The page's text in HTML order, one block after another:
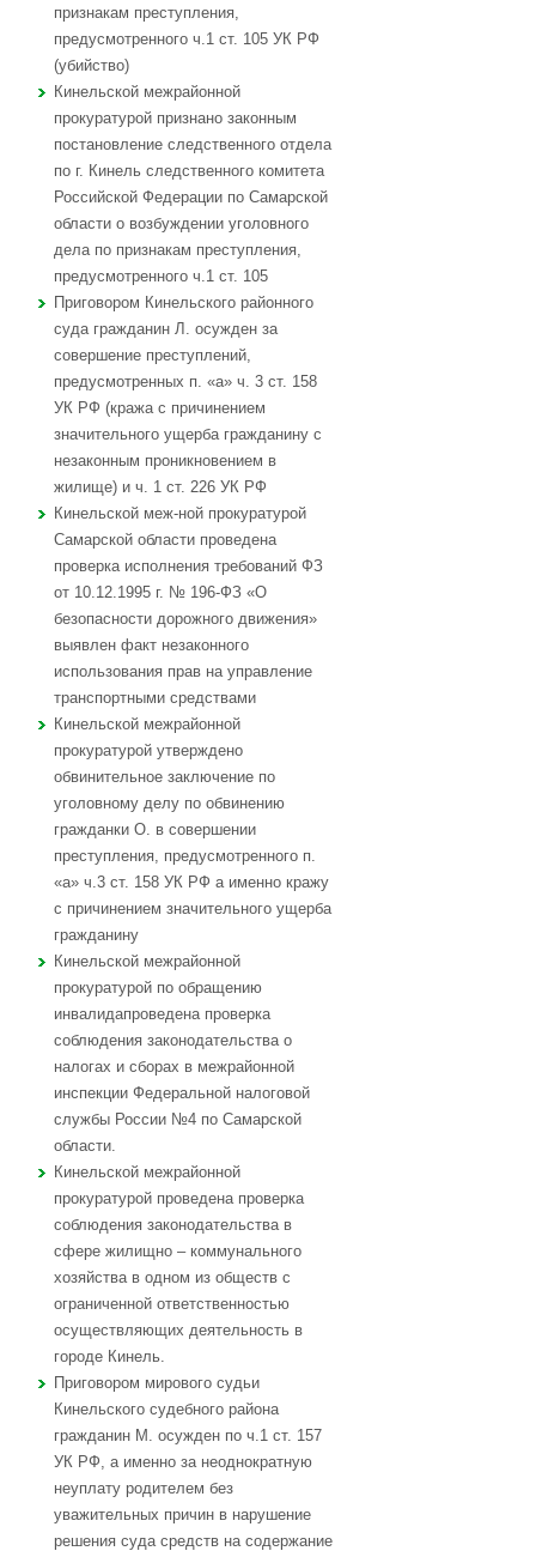
признакам преступления,
предусмотренного ч.1 ст. 105 УК РФ
(убийство)
Кинельской межрайонной
прокуратурой признано законным
постановление следственного отдела
по г. Кинель следственного комитета
Российской Федерации по Самарской
области о возбуждении уголовного
дела по признакам преступления,
предусмотренного ч.1 ст. 105
Приговором Кинельского районного
суда гражданин Л. осужден за
совершение преступлений,
предусмотренных п. «а» ч. 3 ст. 158
УК РФ (кража с причинением
значительного ущерба гражданину с
незаконным проникновением в
жилище) и ч. 1 ст. 226 УК РФ
Кинельской меж-ной прокуратурой
Самарской области проведена
проверка исполнения требований ФЗ
от 10.12.1995 г. № 196-ФЗ «О
безопасности дорожного движения»
выявлен факт незаконного
использования прав на управление
транспортными средствами
Кинельской межрайонной
прокуратурой утверждено
обвинительное заключение по
уголовному делу по обвинению
гражданки О. в совершении
преступления, предусмотренного п.
«а» ч.3 ст. 158 УК РФ а именно кражу
с причинением значительного ущерба
гражданину
Кинельской межрайонной
прокуратурой по обращению
инвалидапроведена проверка
соблюдения законодательства о
налогах и сборах в межрайонной
инспекции Федеральной налоговой
службы России №4 по Самарской
области.
Кинельской межрайонной
прокуратурой проведена проверка
соблюдения законодательства в
сфере жилищно – коммунального
хозяйства в одном из обществ с
ограниченной ответственностью
осуществляющих деятельность в
городе Кинель.
Приговором мирового судьи
Кинельского судебного района
гражданин М. осужден по ч.1 ст. 157
УК РФ, а именно за неоднократную
неуплату родителем без
уважительных причин в нарушение
решения суда средств на содержание